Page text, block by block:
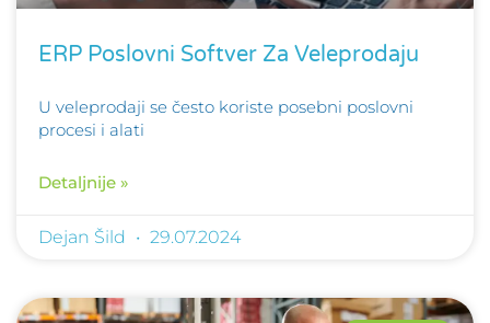
ERP Poslovni Softver Za Veleprodaju
U veleprodaji se često koriste posebni poslovni
procesi i alati
Detaljnije »
Dejan Šild 29.07.2024